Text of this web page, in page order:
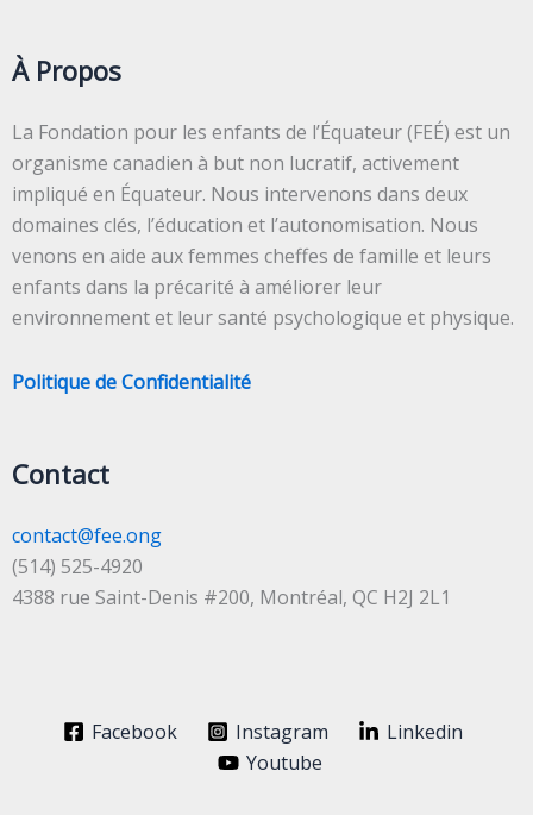
À Propos
La Fondation pour les enfants de l’Équateur (FEÉ) est un
organisme canadien à but non lucratif, activement
impliqué en Équateur. Nous intervenons dans deux
domaines clés, l’éducation et l’autonomisation. Nous
venons en aide aux femmes cheffes de famille et leurs
enfants dans la précarité à améliorer leur
environnement et leur santé psychologique et physique.
Politique de Confidentialité
Contact
contact@fee.ong
(514) 525-4920
4388 rue Saint-Denis #200, Montréal, QC H2J 2L1
Facebook Instagram
Linkedin
Youtube